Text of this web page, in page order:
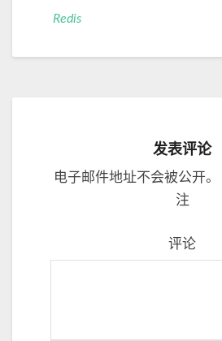
Redis
发表评论
电子邮件地址不会被公开。
注
评论